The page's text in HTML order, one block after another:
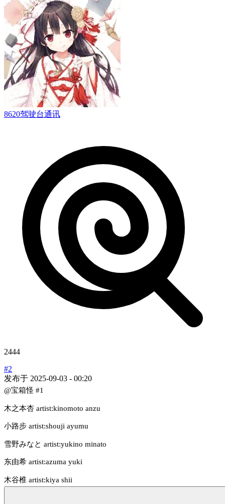
8620驾驶台通讯
2444
#2
发布于 2025-09-03 - 00:20
@宝箱怪 #1
木之本杏 artist:kinomoto anzu
小路步 artist:shouji ayumu
雪野みなと artist:yukino minato
东由希 artist:azuma yuki
木谷椎 artist:kiya shii